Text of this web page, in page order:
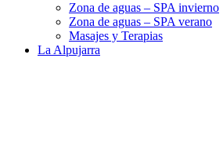
Zona de aguas – SPA invierno
Zona de aguas – SPA verano
Masajes y Terapias
La Alpujarra